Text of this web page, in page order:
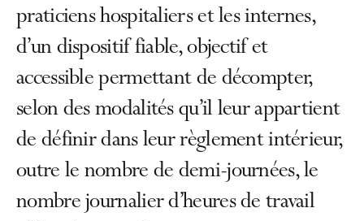
praticiens hospitaliers et les internes,
d’un dispositif fiable, objectif et
accessible permettant de décompter,
selon des modalités qu’il leur appartient
de définir dans leur règlement intérieur,
outre le nombre de demi-journées, le
nombre journalier d’heures de travail